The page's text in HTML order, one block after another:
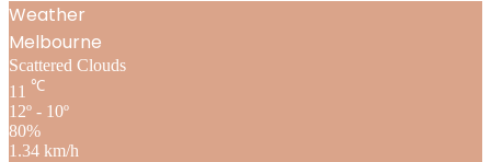
Weather
Melbourne
Scattered Clouds
11 ℃
12º - 10º
80%
1.34 km/h